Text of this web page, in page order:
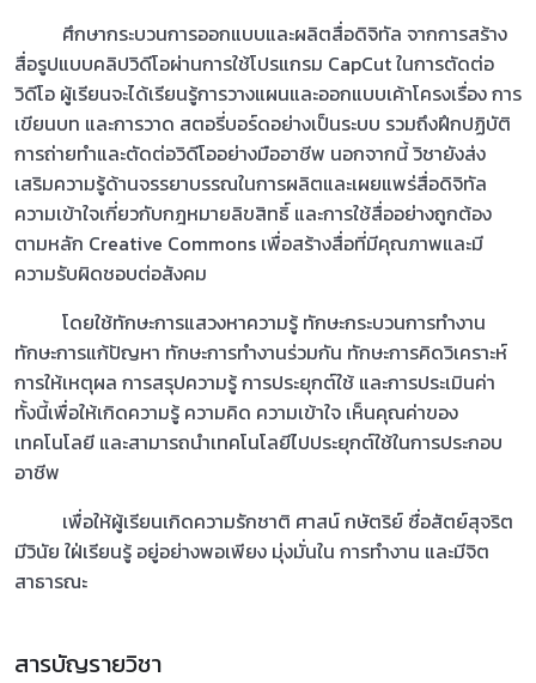
ศึกษากระบวนการออกแบบและผลิตสื่อดิจิทัล จากการสร้าง
สื่อรูปแบบคลิปวิดีโอผ่านการใช้โปรแกรม CapCut ในการตัดต่อ
วิดีโอ ผู้เรียนจะได้เรียนรู้การวางแผนและออกแบบเค้าโครงเรื่อง การ
เขียนบท และการวาด สตอรี่บอร์ดอย่างเป็นระบบ รวมถึงฝึกปฏิบัติ
การถ่ายทำและตัดต่อวิดีโออย่างมืออาชีพ นอกจากนี้ วิชายังส่ง
เสริมความรู้ด้านจรรยาบรรณในการผลิตและเผยแพร่สื่อดิจิทัล
ความเข้าใจเกี่ยวกับกฎหมายลิขสิทธิ์ และการใช้สื่ออย่างถูกต้อง
ตามหลัก Creative Commons เพื่อสร้างสื่อที่มีคุณภาพและมี
ความรับผิดชอบต่อสังคม
โดยใช้ทักษะการแสวงหาความรู้ ทักษะกระบวนการทำงาน
ทักษะการแก้ปัญหา ทักษะการทำงานร่วมกัน ทักษะการคิดวิเคราะห์
การให้เหตุผล การสรุปความรู้ การประยุกต์ใช้ และการประเมินค่า
ทั้งนี้เพื่อให้เกิดความรู้ ความคิด ความเข้าใจ เห็นคุณค่าของ
เทคโนโลยี และสามารถนำเทคโนโลยีไปประยุกต์ใช้ในการประกอบ
อาชีพ
เพื่อให้ผู้เรียนเกิดความรักชาติ ศาสน์ กษัตริย์ ซื่อสัตย์สุจริต
มีวินัย ใฝ่เรียนรู้ อยู่อย่างพอเพียง มุ่งมั่นใน การทำงาน และมีจิต
สาธารณะ
สารบัญรายวิชา